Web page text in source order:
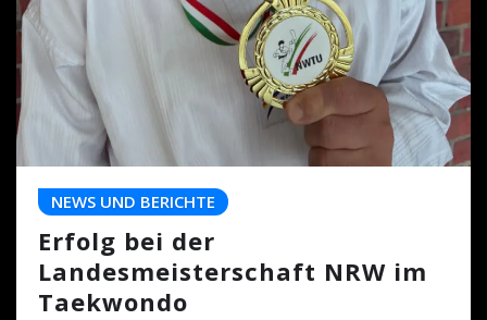
NEWS UND BERICHTE
Erfolg bei der
Landesmeisterschaft NRW im
Taekwondo